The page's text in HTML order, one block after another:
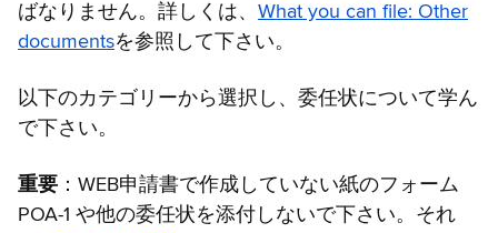
ばなりません。詳しくは、 What you can file: Other
documentsを参照して下さい。
以下のカテゴリーから選択し、委任状について学ん
で下さい。
重要 ：WEB申請書で作成していない紙のフォーム
POA-1 や他の委任状を添付しないで下さい。それ